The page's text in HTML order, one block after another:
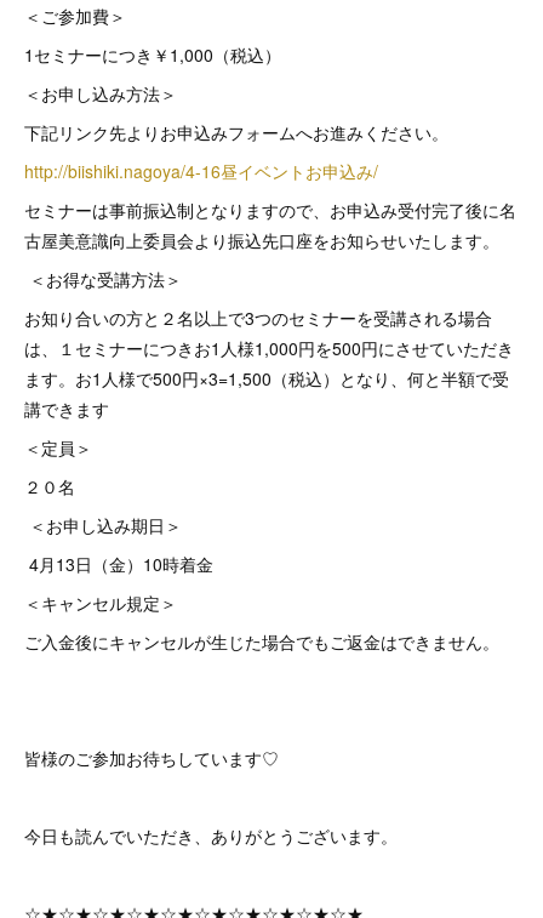
＜ご参加費＞
1セミナーにつき￥1,000（税込）
＜お申し込み方法＞
下記リンク先よりお申込みフォームへお進みください。
http://biishiki.nagoya/4-16昼イベントお申込み/
セミナーは事前振込制となりますので、お申込み受付完了後に名
古屋美意識向上委員会より振込先口座をお知らせいたします。
＜お得な受講方法＞
お知り合いの方と２名以上で3つのセミナーを受講される場合
は、１セミナーにつきお1人様1,000円を500円にさせていただき
ます。お1人様で500円×3=1,500（税込）となり、何と半額で受
講できます
＜定員＞
２０名
＜お申し込み期日＞
4月13日（金）10時着金
＜キャンセル規定＞
ご入金後にキャンセルが生じた場合でもご返金はできません。
皆様のご参加お待ちしています♡
今日も読んでいただき、ありがとうございます。
☆★☆★☆★☆★☆★☆★☆★☆★☆★☆★